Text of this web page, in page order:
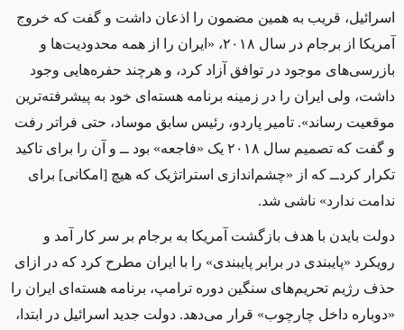
اسرائیل، قریب به همین مضمون را اذعان داشت و گفت که خروج
آمریکا از برجام در سال ۲۰۱۸، «ایران را از همه محدودیت‌ها و
بازرسی‌های موجود در توافق آزاد کرد، و هرچند حفره‌هایی وجود
داشت، ولی ایران را در زمینه برنامه هسته‌ای خود به پیشرفته‌ترین
موقعیت رساند». تامیر پاردو، رئیس سابق موساد، حتی فراتر رفت
و گفت که تصمیم سال ۲۰۱۸ یک «فاجعه» بود ‌ــ‌ و آن را برای تاکید
تکرار کرد‌ــ‌ که از «چشم‌اندازی استراتژیک که هیچ [امکانی] برای
ندامت ندارد» ناشی شد.
دولت بایدن با هدف بازگشت آمریکا به برجام بر سر کار آمد و
رویکرد «پایبندی در برابر پایبندی» را با ایران مطرح کرد که در ازای
حذف رژیم تحریم‌های سنگین دوره ترامپ، برنامه هسته‌ای ایران را
«دوباره داخل چارچوب» قرار می‌دهد. دولت جدید اسرائیل در ابتدا،